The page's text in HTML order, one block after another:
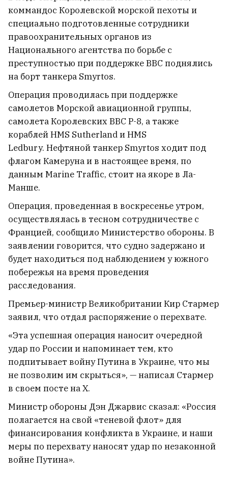
коммандос Королевской морской пехоты и
специально подготовленные сотрудники
правоохранительных органов из
Национального агентства по борьбе с
преступностью при поддержке ВВС поднялись
на борт танкера Smyrtos.
Операция проводилась при поддержке
самолетов Морской авиационной группы,
самолета Королевских ВВС P-8, а также
кораблей HMS Sutherland и HMS
Ledbury. Нефтяной танкер Smyrtos ходит под
флагом Камеруна и в настоящее время, по
данным Marine Traffic, стоит на якоре в Ла-
Манше.
Операция, проведенная в воскресенье утром,
осуществлялась в тесном сотрудничестве с
Францией, сообщило Министерство обороны. В
заявлении говорится, что судно задержано и
будет находиться под наблюдением у южного
побережья на время проведения
расследования.
Премьер-министр Великобритании Кир Стармер
заявил, что отдал распоряжение о перехвате.
«Эта успешная операция наносит очередной
удар по России и напоминает тем, кто
подпитывает войну Путина в Украине, что мы
не позволим им скрыться», — написал Стармер
в своем посте на X.
Министр обороны Дэн Джарвис сказал: «Россия
полагается на свой «теневой флот» для
финансирования конфликта в Украине, и наши
меры по перехвату наносят удар по незаконной
войне Путина».
поколения Z. Причем
удовольствие часто приносит сам
процесс, а не покупка
В Быхове троих нашли в доме
неживыми
Рабочего из Пинска осудили за
участие в «массовых
беспорядках». После 2020‑го он
работал в России
Вчера в Беларуси было +40°C 1
Трамп запретил в США
«родильный туризм» для
отдельных категорий